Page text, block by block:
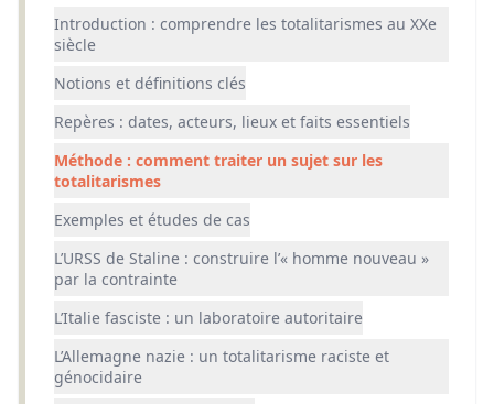
Introduction : comprendre les totalitarismes au XXe
siècle
Notions et définitions clés
Repères : dates, acteurs, lieux et faits essentiels
Méthode : comment traiter un sujet sur les
totalitarismes
Exemples et études de cas
L’URSS de Staline : construire l’« homme nouveau »
par la contrainte
L’Italie fasciste : un laboratoire autoritaire
L’Allemagne nazie : un totalitarisme raciste et
génocidaire